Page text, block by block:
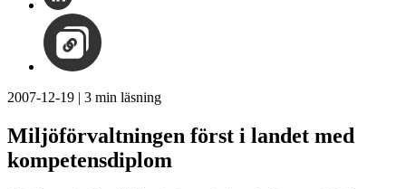
2007-12-19 | 3 min läsning
Miljöförvaltningen först i landet med
kompetensdiplom